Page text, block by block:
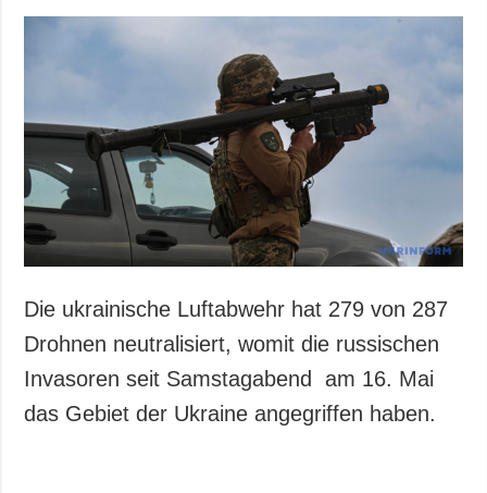
Die ukrainische Luftabwehr hat 279 von 287
Drohnen neutralisiert, womit die russischen
Invasoren seit Samstagabend am 16. Mai
das Gebiet der Ukraine angegriffen haben.